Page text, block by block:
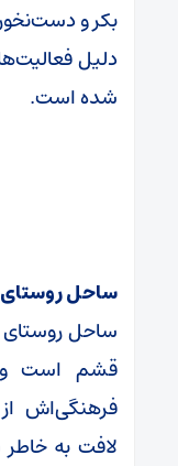
بکر و
دلیل
شده است.
ساحل
ساحل روستای
قشم است و
فرهنگی‌اش
لافت به خاطر